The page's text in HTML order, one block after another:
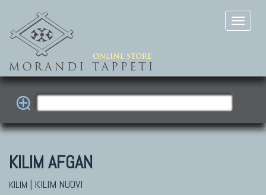
KILIM AFGAN
KILIM | KILIM NUOVI